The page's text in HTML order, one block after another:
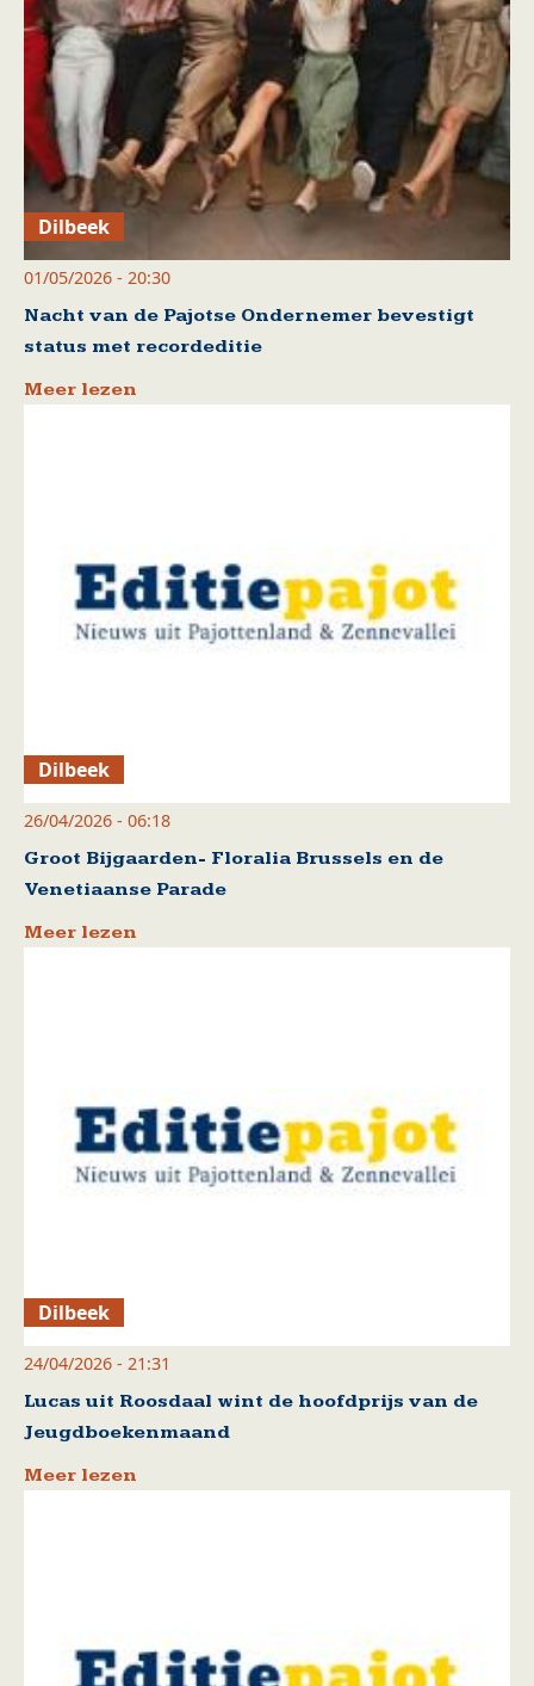
Dilbeek
01/05/2026 - 20:30
Nacht van de Pajotse Ondernemer bevestigt
status met recordeditie
Meer lezen
Dilbeek
26/04/2026 - 06:18
Groot Bijgaarden- Floralia Brussels en de
Venetiaanse Parade
Meer lezen
Dilbeek
24/04/2026 - 21:31
Lucas uit Roosdaal wint de hoofdprijs van de
Jeugdboekenmaand
Meer lezen